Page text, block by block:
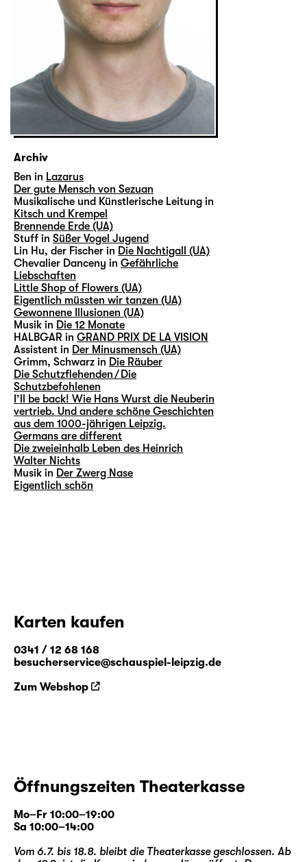
Archiv
Ben in Lazarus
Der gute Mensch von Sezuan
Musikalische und Künstlerische Leitung in
Kitsch und Krempel
Brennende Erde (UA)
Stuff in Süßer Vogel Jugend
Lin Hu, der Fischer in Die Nachtigall (UA)
Chevalier Danceny in Gefährliche
Liebschaften
Little Shop of Flowers (UA)
Eigentlich müssten wir tanzen (UA)
Gewonnene Illusionen (UA)
Musik in Die 12 Monate
HALBGAR in GRAND PRIX DE LA VISION
Assistent in Der Minusmensch (UA)
Grimm, Schwarz in Die Räuber
Die Schutzflehenden / Die
Schutzbefohlenen
I’ll be back! Wie Hans Wurst die Neuberin
vertrieb. Und andere schöne Geschichten
aus dem 1000-jährigen Leipzig.
Germans are different
Die zweieinhalb Leben des Heinrich
Walter Nichts
Musik in Der Zwerg Nase
Eigentlich schön
Karten kaufen
0341 / 12 68 168
besucherservice@schauspiel-leipzig.de
Zum Webshop
Öffnungszeiten Theaterkasse
Mo–Fr 10:00–19:00
Sa 10:00–14:00
Vom 6.7. bis 18.8. bleibt die Theaterkasse geschlossen. Ab